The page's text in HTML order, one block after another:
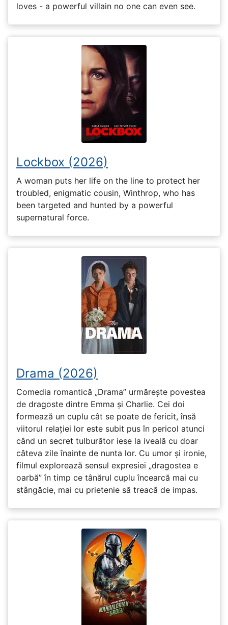
loves - a powerful villain no one can even see.
Lockbox (2026)
A woman puts her life on the line to protect her
troubled, enigmatic cousin, Winthrop, who has
been targeted and hunted by a powerful
supernatural force.
Drama (2026)
Comedia romantică „Drama” urmărește povestea
de dragoste dintre Emma și Charlie. Cei doi
formează un cuplu cât se poate de fericit, însă
viitorul relației lor este subit pus în pericol atunci
când un secret tulburător iese la iveală cu doar
câteva zile înainte de nunta lor. Cu umor și ironie,
filmul explorează sensul expresiei „dragostea e
oarbă” în timp ce tânărul cuplu încearcă mai cu
stângăcie, mai cu prietenie să treacă de impas.